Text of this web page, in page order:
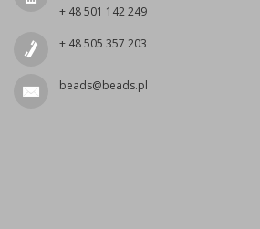
+ 48 501 142 249
+ 48 505 357 203
beads@beads.pl